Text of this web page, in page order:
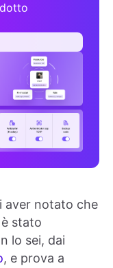
aver notato che
stato
lo sei, dai
, e prova a